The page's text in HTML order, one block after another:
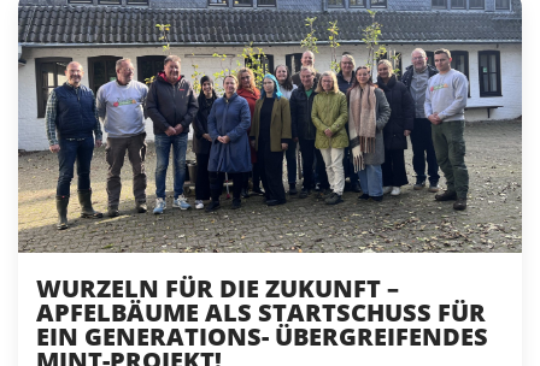
WURZELN FÜR DIE ZUKUNFT –
APFELBÄUME ALS STARTSCHUSS FÜR
EIN GENERATIONS- ÜBERGREIFENDES